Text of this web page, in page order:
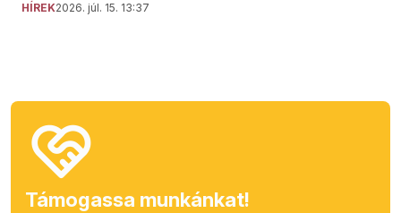
HÍREK2026. júl. 15. 13:37
Támogassa munkánkat!